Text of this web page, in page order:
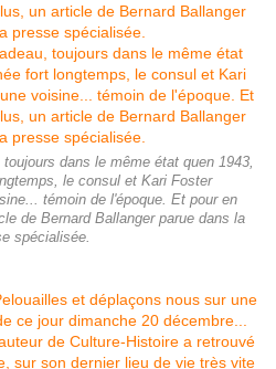
dans le même état quen 1943,
le consul et Kari Foster
témoin de l'époque. Et pour en
de Bernard Ballanger parue dans la
spécialisée.